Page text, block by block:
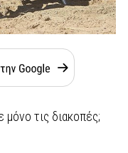
τις διακοπές;